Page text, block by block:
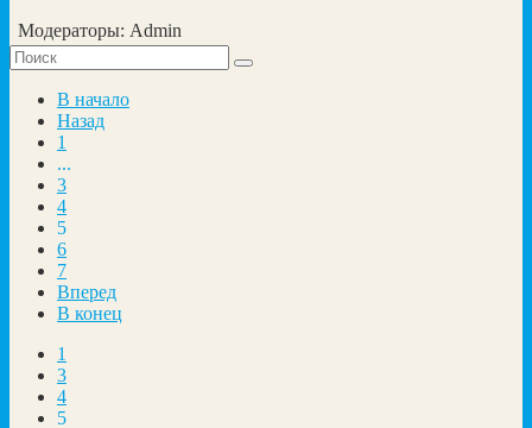
Модераторы: Admin
В начало
Назад
1
...
3
4
5
6
7
Вперед
В конец
1
3
4
5